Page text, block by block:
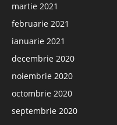
martie 2021
februarie 2021
ianuarie 2021
decembrie 2020
noiembrie 2020
octombrie 2020
septembrie 2020